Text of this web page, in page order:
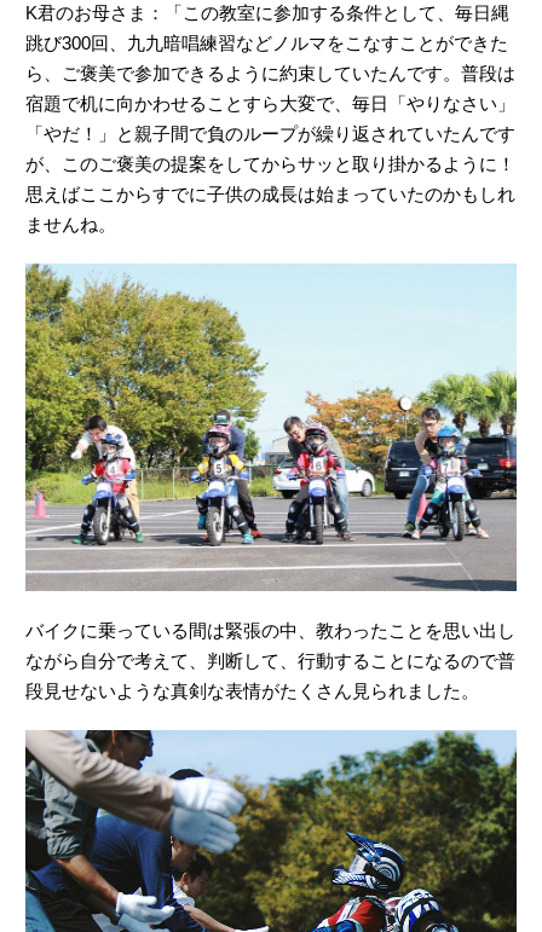
K君のお母さま：「この教室に参加する条件として、毎日縄
跳び300回、九九暗唱練習などノルマをこなすことができた
ら、ご褒美で参加できるように約束していたんです。普段は
宿題で机に向かわせることすら大変で、毎日「やりなさい」
「やだ！」と親子間で負のループが繰り返されていたんです
が、このご褒美の提案をしてからサッと取り掛かるように！
思えばここからすでに子供の成長は始まっていたのかもしれ
ませんね。
バイクに乗っている間は緊張の中、教わったことを思い出し
ながら自分で考えて、判断して、行動することになるので普
段見せないような真剣な表情がたくさん見られました。